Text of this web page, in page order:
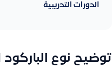
الدورات التدريبية
توضيح نوع